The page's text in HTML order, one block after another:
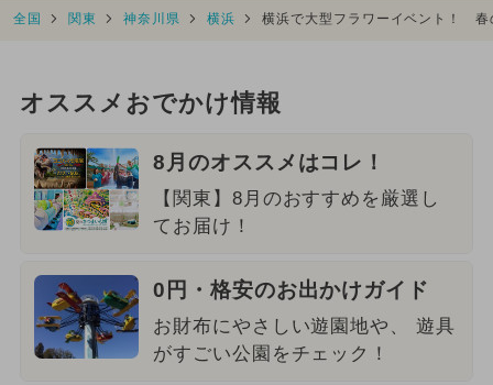
全国 関東 神奈川県 横浜 横浜で大型フラワーイベント！
オススメおでかけ情報
8月のオススメはコレ！
【関東】8月のおすすめを厳選し
てお届け！
0円・格安のお出かけガイド
お財布にやさしい遊園地や、 遊具
がすごい公園をチェック！